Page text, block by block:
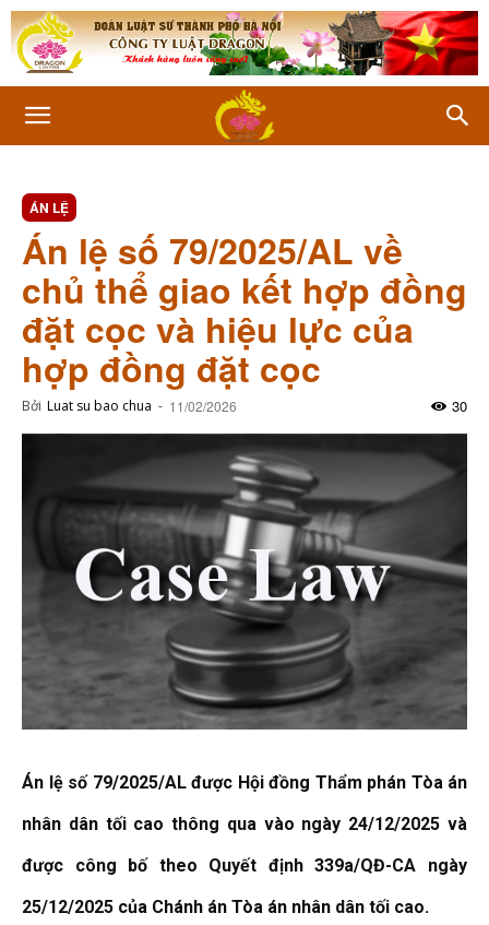
ÁN LỆ
Án lệ số 79/2025/AL về
chủ thể giao kết hợp đồng
đặt cọc và hiệu lực của
hợp đồng đặt cọc
Bởi Luat su bao chua - 11/02/2026 30
Án lệ số 79/2025/AL được Hội đồng Thẩm phán Tòa án
nhân dân tối cao thông qua vào ngày 24/12/2025 và
được công bố theo Quyết định 339a/QĐ-CA ngày
25/12/2025 của Chánh án Tòa án nhân dân tối cao.